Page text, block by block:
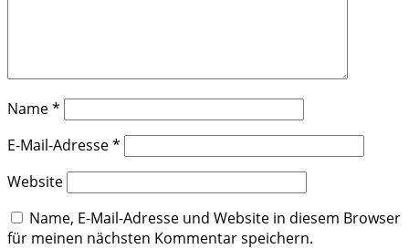
Name*
E-Mail-Adresse*
Website
Name, E-Mail-Adresse und Website in diesem Browser
für meinen nächsten Kommentar speichern.